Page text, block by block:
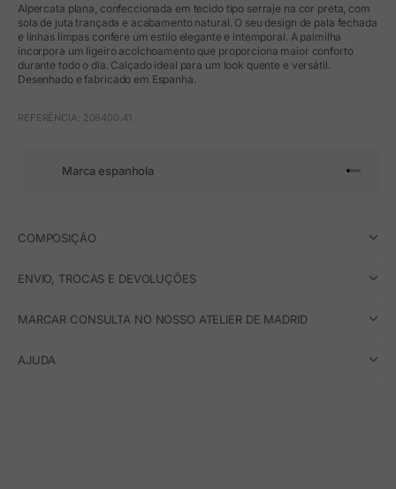
Alpercata plana, confeccionada em tecido tipo serraje na cor preta, com
sola de juta trançada e acabamento natural. O seu design de pala fechada
e linhas limpas confere um estilo elegante e intemporal. A palmilha
incorpora um ligeiro acolchoamento que proporciona maior conforto
durante todo o dia. Calçado ideal para um look quente e versátil.
Desenhado e fabricado em Espanha.
REFERÊNCIA: 206400.41
Marca espanhola Ir para o
Ir para
Ir para
Ir para
COMPOSIÇÃO
ENVIO, TROCAS E DEVOLUÇÕES
MARCAR CONSULTA NO NOSSO ATELIER DE MADRID
AJUDA